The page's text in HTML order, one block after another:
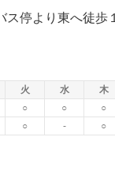
火 水
木
○ ○
○
○ -
○